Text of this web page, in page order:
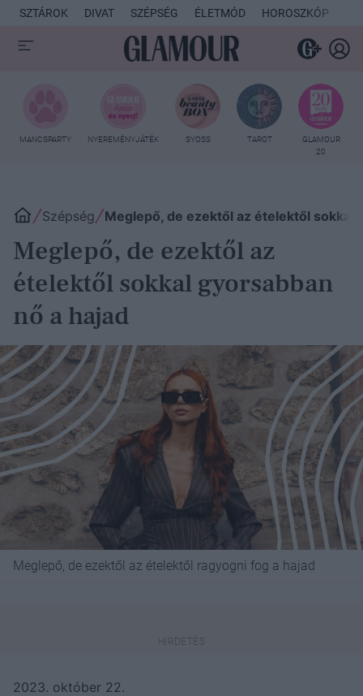
SZTÁROK DIVAT SZÉPSÉG ÉLETMÓD HOROSZKÓP
MANCSPARTY NYEREMÉNYJÁTÉK SYOSS TAROT
GLAMOUR
20
Szépség Meglepő, de ezektől az ételektől sokkal
Meglepő, de ezektől az
ételektől sokkal gyorsabban
nő a hajad
Meglepő, de ezektől az ételektől ragyogni fog a hajad
2023. október 22.